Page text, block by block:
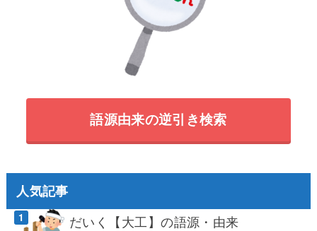
語源由来の逆引き検索
人気記事
だいく【大工】の語源・由来